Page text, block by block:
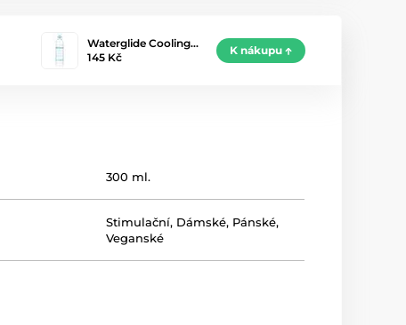
Waterglide Cooling…
145 Kč
K nákupu
300 ml.
Stimulační, Dámské, Pánské,
Veganské